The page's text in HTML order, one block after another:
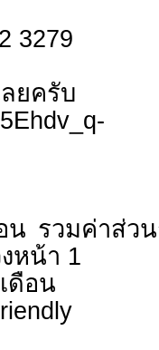
3279
งค์นี้ไ
น รวมค่าส่
หน้า 1
ดือน